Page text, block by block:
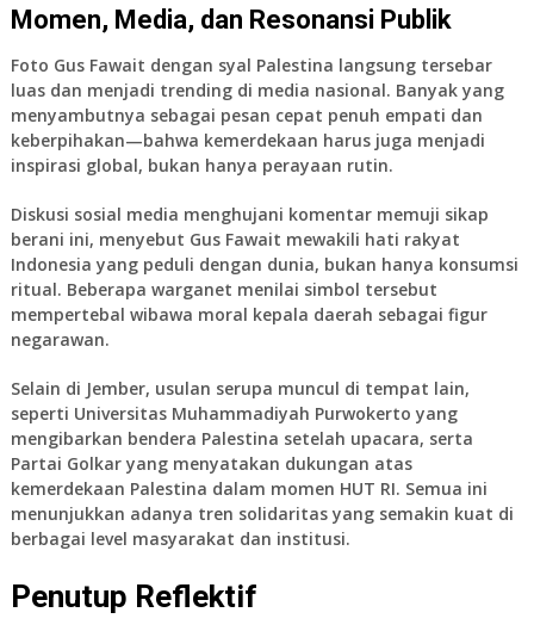
Momen, Media, dan Resonansi Publik
Foto Gus Fawait dengan syal Palestina langsung tersebar
luas dan menjadi trending di media nasional. Banyak yang
menyambutnya sebagai pesan cepat penuh empati dan
keberpihakan—bahwa kemerdekaan harus juga menjadi
inspirasi global, bukan hanya perayaan rutin.
Diskusi sosial media menghujani komentar memuji sikap
berani ini, menyebut Gus Fawait mewakili hati rakyat
Indonesia yang peduli dengan dunia, bukan hanya konsumsi
ritual. Beberapa warganet menilai simbol tersebut
mempertebal wibawa moral kepala daerah sebagai figur
negarawan.
Selain di Jember, usulan serupa muncul di tempat lain,
seperti Universitas Muhammadiyah Purwokerto yang
mengibarkan bendera Palestina setelah upacara, serta
Partai Golkar yang menyatakan dukungan atas
kemerdekaan Palestina dalam momen HUT RI. Semua ini
menunjukkan adanya tren solidaritas yang semakin kuat di
berbagai level masyarakat dan institusi.
Penutup Reflektif